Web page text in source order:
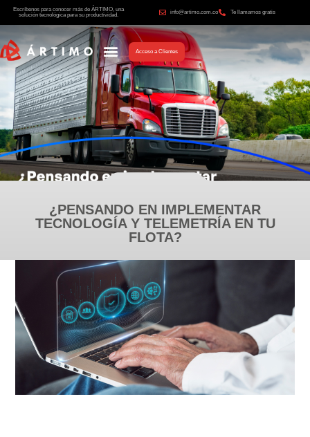
Escríbenos para conocer más de ÁRTIMO, una
solución tecnológica para su productividad.
info@artimo.com.co Te llamamos gratis
Acceso a Clientes
¿PENSANDO EN IMPLEMENTAR
TECNOLOGÍA Y TELEMETRÍA EN TU
FLOTA?